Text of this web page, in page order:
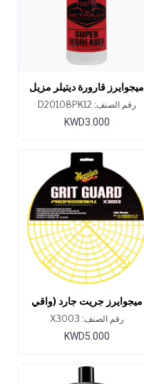
ميجوايرز قارورة ديتيلر مزيل
الشحوم الفائقة ، 32 أونصة
رقم الصنف: D20108PK12
KWD3.000
ميجوايرز جريت جارد (واقي
من الحصى)
رقم الصنف: X3003
KWD5.000